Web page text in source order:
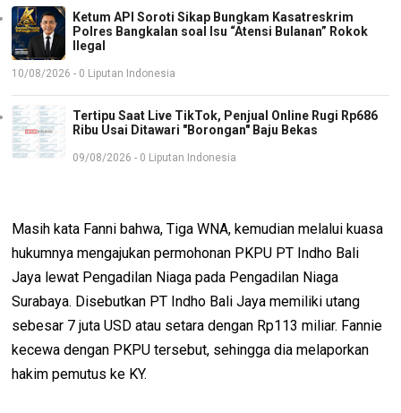
Ketum API Soroti Sikap Bungkam Kasatreskrim
Polres Bangkalan soal Isu “Atensi Bulanan” Rokok
Ilegal
10/08/2026 - 0 Liputan Indonesia
Tertipu Saat Live TikTok, Penjual Online Rugi Rp686
Ribu Usai Ditawari "Borongan" Baju Bekas
09/08/2026 - 0 Liputan Indonesia
Masih kata Fanni bahwa, Tiga WNA, kemudian melalui kuasa
hukumnya mengajukan permohonan PKPU PT Indho Bali
Jaya lewat Pengadilan Niaga pada Pengadilan Niaga
Surabaya. Disebutkan PT Indho Bali Jaya memiliki utang
sebesar 7 juta USD atau setara dengan Rp113 miliar. Fannie
kecewa dengan PKPU tersebut, sehingga dia melaporkan
hakim pemutus ke KY.